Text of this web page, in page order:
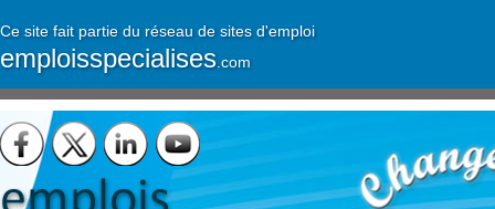
Ce site fait partie du réseau de sites d'emploi
emploisspecialises .com